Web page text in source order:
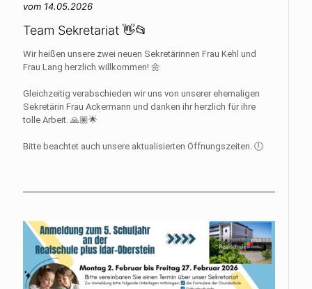
vom 14.05.2026
Team Sekretariat 👋📂
Wir heißen unsere zwei neuen Sekretärinnen Frau Kehl und
Frau Lang herzlich willkommen! 🌼
Gleichzeitig verabschieden wir uns von unserer ehemaligen
Sekretärin Frau Ackermann und danken ihr herzlich für ihre
tolle Arbeit. 🙏🏽🌟
Bitte beachtet auch unsere aktualisierten Öffnungszeiten. 🕖